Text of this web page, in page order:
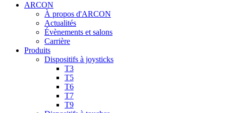
ARCON
À propos d'ARCON
Actualités
Évènements et salons
Carrière
Produits
Dispositifs à joysticks
T3
T5
T6
T7
T9